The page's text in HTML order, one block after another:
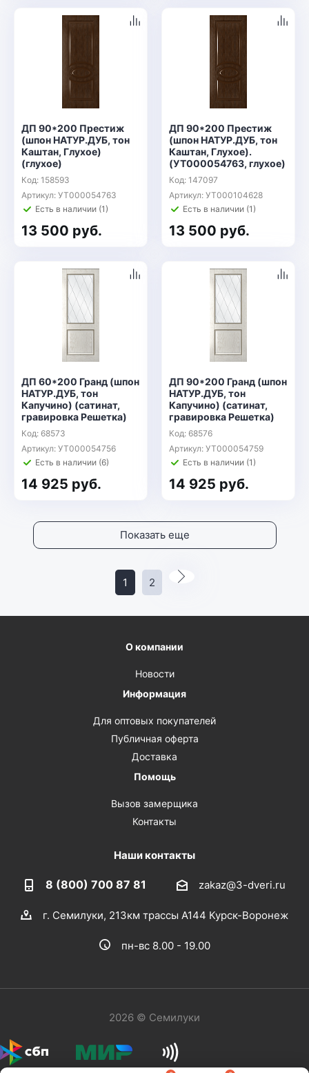
ДП 90*200 Престиж
(шпон НАТУР.ДУБ, тон
Каштан, Глухое)
(глухое)
Код: 158593
Артикул: УТ000054763
Есть в наличии (1)
13 500 руб.
ДП 90*200 Престиж
(шпон НАТУР.ДУБ, тон
Каштан, Глухое).
(УТ000054763, глухое)
Код: 147097
Артикул: УТ000104628
Есть в наличии (1)
13 500 руб.
ДП 60*200 Гранд (шпон
НАТУР.ДУБ, тон
Капучино) (сатинат,
гравировка Решетка)
Код: 68573
Артикул: УТ000054756
Есть в наличии (6)
14 925 руб.
ДП 90*200 Гранд (шпон
НАТУР.ДУБ, тон
Капучино) (сатинат,
гравировка Решетка)
Код: 68576
Артикул: УТ000054759
Есть в наличии (1)
14 925 руб.
Показать еще
1 2
О компании
Новости
Информация
Для оптовых покупателей
Публичная оферта
Доставка
Помощь
Вызов замерщика
Контакты
Наши контакты
8 (800) 700 87 81 zakaz@3-dveri.ru
г. Семилуки, 213км трассы А144 Курск-Воронеж
пн-вс 8.00 - 19.00
2026 © Семилуки